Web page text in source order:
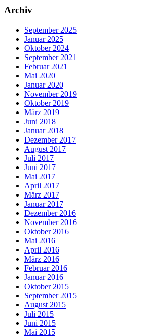
Archiv
September 2025
Januar 2025
Oktober 2024
September 2021
Februar 2021
Mai 2020
Januar 2020
November 2019
Oktober 2019
März 2019
Juni 2018
Januar 2018
Dezember 2017
August 2017
Juli 2017
Juni 2017
Mai 2017
April 2017
März 2017
Januar 2017
Dezember 2016
November 2016
Oktober 2016
Mai 2016
April 2016
März 2016
Februar 2016
Januar 2016
Oktober 2015
September 2015
August 2015
Juli 2015
Juni 2015
Mai 2015